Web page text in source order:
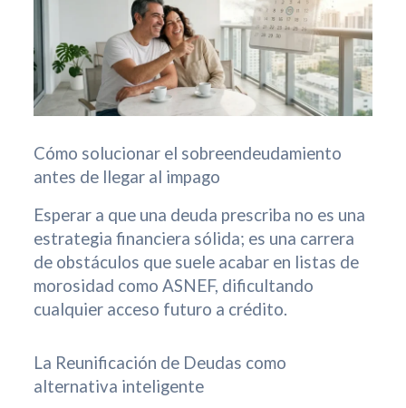
Cómo solucionar el sobreendeudamiento
antes de llegar al impago
Esperar a que una deuda prescriba no es una
estrategia financiera sólida; es una carrera
de obstáculos que suele acabar en listas de
morosidad como ASNEF, dificultando
cualquier acceso futuro a crédito.
La Reunificación de Deudas como
alternativa inteligente